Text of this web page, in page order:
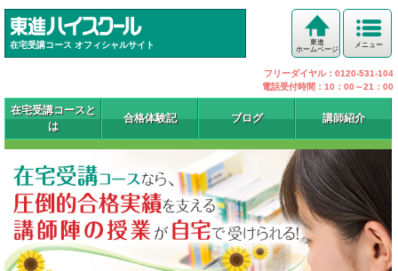
在宅受講コース オフィシャルサイト メニュー
東進
ホームページ
フリーダイヤル：0120-531-104
電話受付時間：10：00～21：00
在宅受講コースと
は
合格体験記 ブログ 講師紹介